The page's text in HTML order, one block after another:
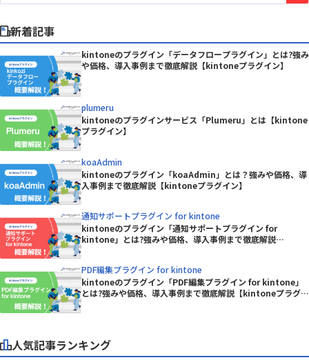
新着記事
kintoneのプラグイン「データフロープラグイン」とは?強み
や価格、導入事例まで徹底解説【kintoneプラグイン】
plumeru
kintoneのプラグインサービス「Plumeru」とは【kintone
プラグイン】
koaAdmin
kintoneのプラグイン「koaAdmin」とは？強みや価格、導
入事例まで徹底解説【kintoneプラグイン】
通知サポートプラグイン for kintone
kintoneのプラグイン「通知サポートプラグイン for
kintone」とは?強みや価格、導入事例まで徹底解説
PDF編集プラグイン for kintone
kintoneのプラグイン「PDF編集プラグイン for kintone」
とは?強みや価格、導入事例まで徹底解説【kintoneプラグイ
人気記事ランキング